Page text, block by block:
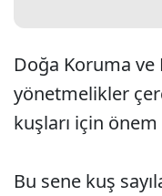
Doğa Koruma
yönetmelikler
kuşları için
Bu sene kuş